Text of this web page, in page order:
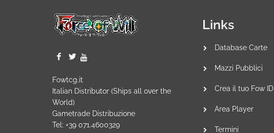
Fowtcg.it
Italian Distributor (Ships all over the
World)
Gametrade Distribuzione
Tel: +39 071.4600329
Links
Database Carte
Mazzi Pubblici
Crea il tuo Fow ID
Area Player
Termini